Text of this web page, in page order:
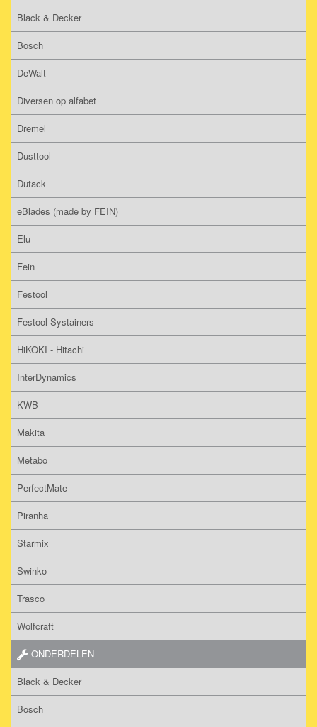
Black & Decker
Bosch
DeWalt
Diversen op alfabet
Dremel
Dusttool
Dutack
eBlades (made by FEIN)
Elu
Fein
Festool
Festool Systainers
HiKOKI - Hitachi
InterDynamics
KWB
Makita
Metabo
PerfectMate
Piranha
Starmix
Swinko
Trasco
Wolfcraft
ONDERDELEN
Black & Decker
Bosch